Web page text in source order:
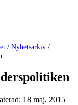
/ Nyhetsarkiv /
18 maj, 2015